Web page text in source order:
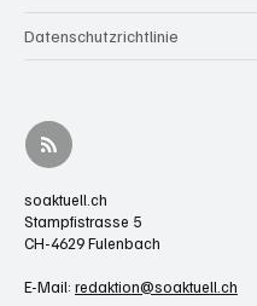
Datenschutzrichtlinie
soaktuell.ch
Stampfistrasse 5
CH-4629 Fulenbach
E-Mail: redaktion@soaktuell.ch